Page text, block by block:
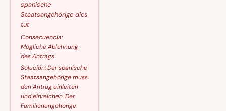
spanische
Staatsangehörige dies
tut
Consecuencia:
Mögliche Ablehnung
des Antrags
Solución:Der spanische
Staatsangehörige muss
den Antrag einleiten
und einreichen. Der
Familienangehörige